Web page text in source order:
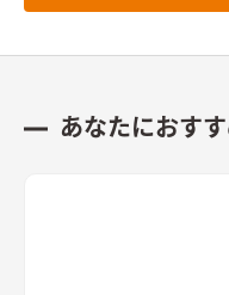
あなたにおす